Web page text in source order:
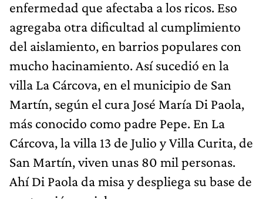
enfermedad que afectaba a los ricos. Eso
agregaba otra dificultad al cumplimiento
del aislamiento, en barrios populares con
mucho hacinamiento. Así sucedió en la
villa La Cárcova, en el municipio de San
Martín, según el cura José María Di Paola,
más conocido como padre Pepe. En La
Cárcova, la villa 13 de Julio y Villa Curita, de
San Martín, viven unas 80 mil personas.
Ahí Di Paola da misa y despliega su base de